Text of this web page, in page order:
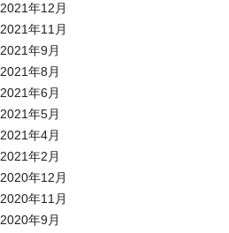
2021年12月
2021年11月
2021年9月
2021年8月
2021年6月
2021年5月
2021年4月
2021年2月
2020年12月
2020年11月
2020年9月